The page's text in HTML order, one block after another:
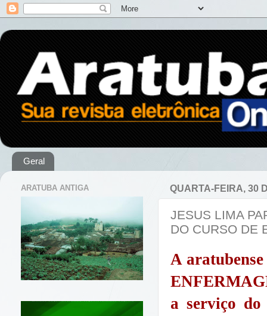
Geral
QUARTA-FEIRA, 30
JESUS LIMA
DO CURSO DE
A
a serviço
ARATUBA ANTIGA